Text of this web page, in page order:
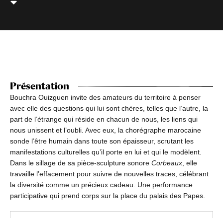
Présentation
Bouchra Ouizguen invite des amateurs du territoire à penser
avec elle des questions qui lui sont chères, telles que l’autre, la
part de l’étrange qui réside en chacun de nous, les liens qui
nous unissent et l’oubli. Avec eux, la chorégraphe marocaine
sonde l’être humain dans toute son épaisseur, scrutant les
manifestations culturelles qu’il porte en lui et qui le modèlent.
Dans le sillage de sa pièce-sculpture sonore Corbeaux , elle
travaille l’effacement pour suivre de nouvelles traces, célébrant
la diversité comme un précieux cadeau. Une performance
participative qui prend corps sur la place du palais des Papes.